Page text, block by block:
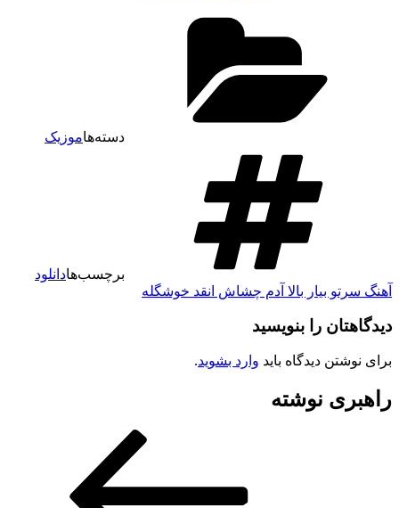
دسته‌هاموزیک
برچسب‌هادانلود
سرتو بیار بالا آدم چشاش انقد خوشگله
را بنویسید
نوشتن دیدگاه بایدوارد بشوید.
نوشته